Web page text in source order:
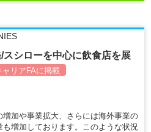
スシローを中心に飲食店を展
ャリアFAに掲載
加や事業拡大、さらには海外事業の
増加しております。このような状況